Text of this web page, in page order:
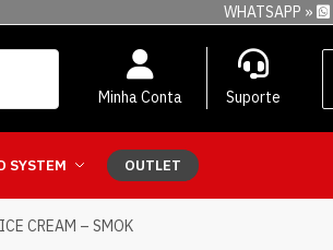
WHATSAPP »
Minha Conta Suporte
SYSTEM OUTLET
CREAM – SMOK